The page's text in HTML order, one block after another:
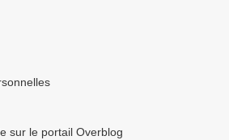
sur le portail Overblog